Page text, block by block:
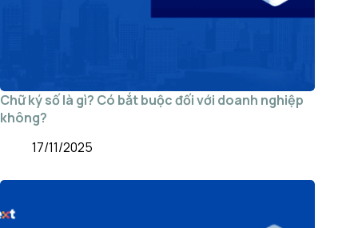
Chữ ký số là gì? Có bắt buộc đối với doanh nghiệp
không?
17/11/2025